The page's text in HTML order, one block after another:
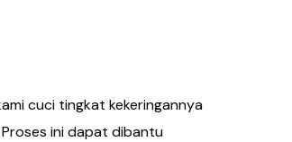
cuci tingkat kekeringannya
ini dapat dibantu